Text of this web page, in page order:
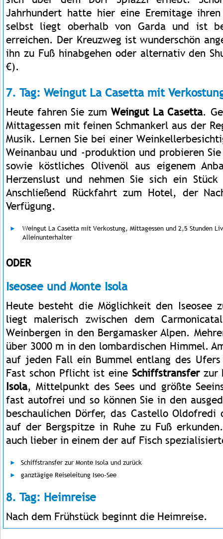
Jahrhundert hatte hier eine Eremitage
selbst liegt oberhalb von Garda und ist
erreichen. Der Kreuzweg ist wunderschön
ihn zu Fuß hinabgehen oder alternativ den
€).
7. Tag: Weingut La Casetta mit
Heute fahren Sie zum Weingut La Casetta.
Mittagessen mit feinen Schmankerl aus der
Musik. Lernen Sie bei einer
Weinanbau und -produktion und probieren
sowie köstliches Olivenöl aus eigenem
Herzenslust und nehmen Sie sich ein
Anschließend Rückfahrt zum Hotel, der
Verfügung.
Weingut La Casetta mit Verkostung, Mittagessen und 2,5 Stunden
Alleinunterhalter
ODER
Iseosee und Monte Isola
Heute besteht die Möglichkeit den Iseosee
liegt malerisch zwischen dem
Weinbergen in den Bergamasker Alpen.
über 3000 m in den lombardischen Himmel.
auf jeden Fall ein Bummel entlang des
Fast schon Pflicht ist eine Schiffstransferzur
Isola, Mittelpunkt des Sees und größte
fast autofrei und so können Sie in den
beschaulichen Dörfer, das Castello
auf der Bergspitze in Ruhe zu Fuß
auch lieber in einem der auf Fisch
Schiffstransfer zur Monte Isola und zurück
ganztägige Reiseleitung Iseo-See
8. Tag: Heimreise
Nach dem Frühstück beginnt die Heimreise.